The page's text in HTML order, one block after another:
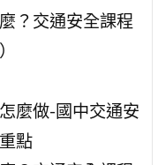
？交通安全課程
麼做-國中交通安
點